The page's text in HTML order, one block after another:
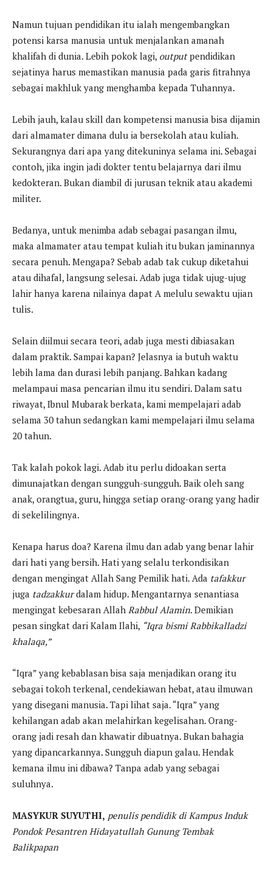
Namun tujuan pendidikan itu ialah mengembangkan
potensi karsa manusia untuk menjalankan amanah
khalifah di dunia. Lebih pokok lagi, outputpendidikan
sejatinya harus memastikan manusia pada garis fitrahnya
sebagai makhluk yang menghamba kepada Tuhannya.
Lebih jauh, kalau skill dan kompetensi manusia bisa dijamin
dari almamater dimana dulu ia bersekolah atau kuliah.
Sekurangnya dari apa yang ditekuninya selama ini. Sebagai
contoh, jika ingin jadi dokter tentu belajarnya dari ilmu
kedokteran. Bukan diambil di jurusan teknik atau akademi
militer.
Bedanya, untuk menimba adab sebagai pasangan ilmu,
maka almamater atau tempat kuliah itu bukan jaminannya
secara penuh. Mengapa? Sebab adab tak cukup diketahui
atau dihafal, langsung selesai. Adab juga tidak ujug-ujug
lahir hanya karena nilainya dapat A melulu sewaktu ujian
tulis.
Selain diilmui secara teori, adab juga mesti dibiasakan
dalam praktik. Sampai kapan? Jelasnya ia butuh waktu
lebih lama dan durasi lebih panjang. Bahkan kadang
melampaui masa pencarian ilmu itu sendiri. Dalam satu
riwayat, Ibnul Mubarak berkata, kami mempelajari adab
selama 30 tahun sedangkan kami mempelajari ilmu selama
20 tahun.
Tak kalah pokok lagi. Adab itu perlu didoakan serta
dimunajatkan dengan sungguh-sungguh. Baik oleh sang
anak, orangtua, guru, hingga setiap orang-orang yang hadir
di sekelilingnya.
Kenapa harus doa? Karena ilmu dan adab yang benar lahir
dari hati yang bersih. Hati yang selalu terkondisikan
dengan mengingat Allah Sang Pemilik hati. Ada tafakkur
juga tadzakkurdalam hidup. Mengantarnya senantiasa
mengingat kebesaran Allah Rabbul Alamin. Demikian
pesan singkat dari Kalam Ilahi, “Iqra bismi Rabbikalladzi
khalaqa,”
“Iqra” yang kebablasan bisa saja menjadikan orang itu
sebagai tokoh terkenal, cendekiawan hebat, atau ilmuwan
yang disegani manusia. Tapi lihat saja. “Iqra” yang
kehilangan adab akan melahirkan kegelisahan. Orang-
orang jadi resah dan khawatir dibuatnya. Bukan bahagia
yang dipancarkannya. Sungguh diapun galau. Hendak
kemana ilmu ini dibawa? Tanpa adab yang sebagai
suluhnya.
MASYKUR SUYUTHI, penulis pendidik di Kampus Induk
Pondok Pesantren Hidayatullah Gunung Tembak
Balikpapan